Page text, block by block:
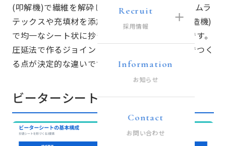
Recruit
採用情報
Information
お知らせ
Contact
お問い合わせ
(叩解機)で繊維を解砕してスラリー化し、合成ゴムラ
テックスや充填材を添加してウェットマシン(抄造機)
で均一なシート状に抄き上げたガスケット材料です。
圧延法で作るジョイントシートに対し、抄造法でつく
る点が決定的な違いです。
ビーターシートの基本構成